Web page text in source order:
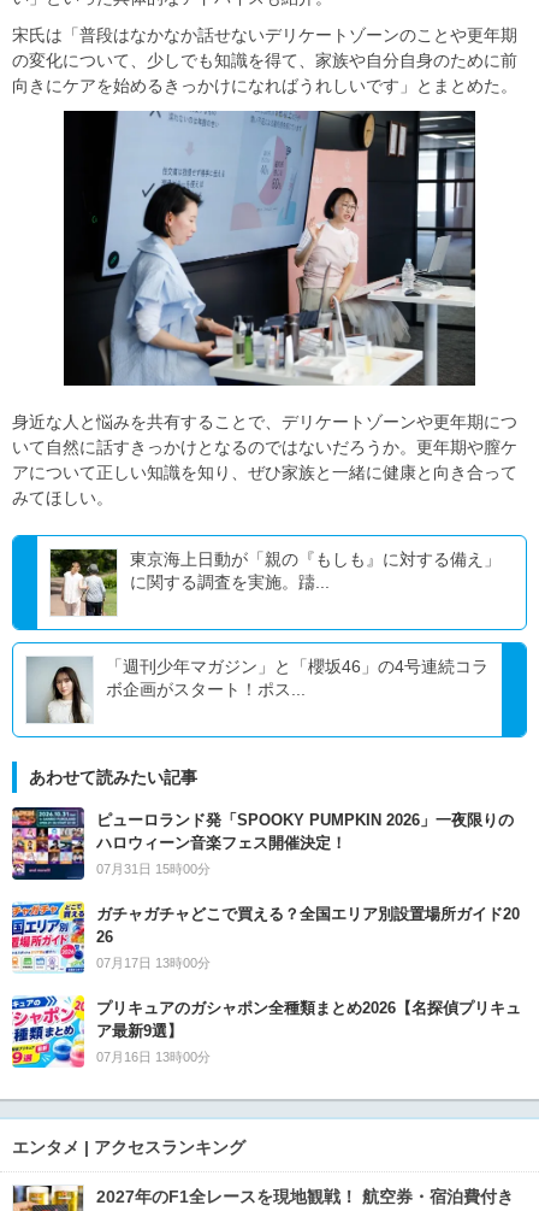
宋氏は「普段はなかなか話せないデリケートゾーンのことや更年期
の変化について、少しでも知識を得て、家族や自分自身のために前
向きにケアを始めるきっかけになればうれしいです」とまとめた。
身近な人と悩みを共有することで、デリケートゾーンや更年期につ
いて自然に話すきっかけとなるのではないだろうか。更年期や膣ケ
アについて正しい知識を知り、ぜひ家族と一緒に健康と向き合って
みてほしい。
東京海上⽇動が「親の『もしも』に対する備え」
に関する調査を実施。躊...
「週刊少年マガジン」と「櫻坂46」の4号連続コラ
ボ企画がスタート！ポス...
あわせて読みたい記事
ピューロランド発「SPOOKY PUMPKIN 2026」一夜限りの
ハロウィーン音楽フェス開催決定！
07月31日 15時00分
ガチャガチャどこで買える？全国エリア別設置場所ガイド20
26
07月17日 13時00分
プリキュアのガシャポン全種類まとめ2026【名探偵プリキュ
ア最新9選】
07月16日 13時00分
エンタメ | アクセスランキング
2027年のF1全レースを現地観戦！ 航空券・宿泊費付き